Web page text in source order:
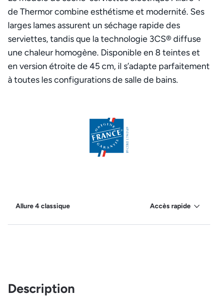
de Thermor combine esthétisme et modernité. Ses
larges lames assurent un séchage rapide des
serviettes, tandis que la technologie 3CS® diffuse
une chaleur homogène. Disponible en 8 teintes et
en version étroite de 45 cm, il s’adapte parfaitement
à toutes les configurations de salle de bains.
Allure 4 classique Accès rapide
Description